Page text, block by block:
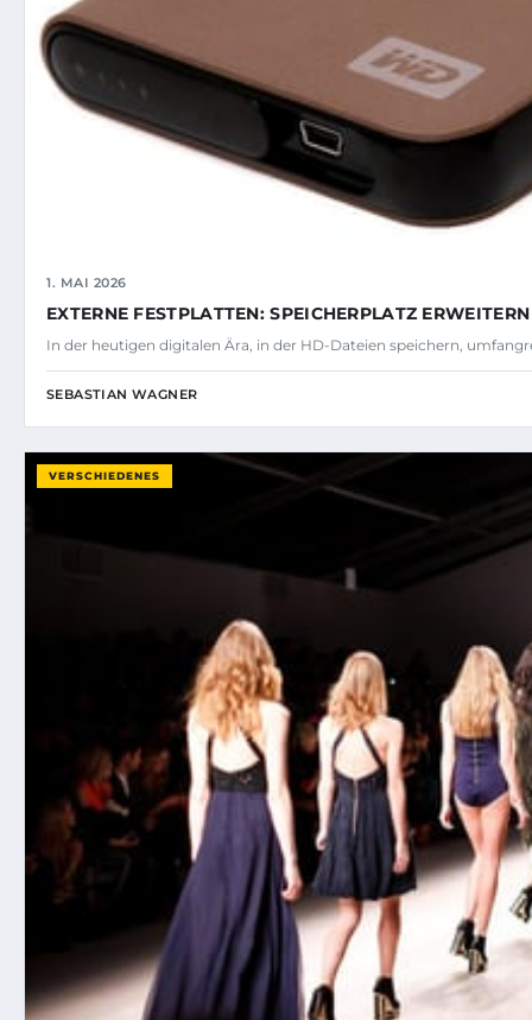
1. MAI 2026
EXTERNE FESTPLATTEN: SPEICHERPLATZ ERWEITERN
In der heutigen digitalen Ära, in der HD-Dateien speichern,
SEBASTIAN WAGNER
VERSCHIEDENES